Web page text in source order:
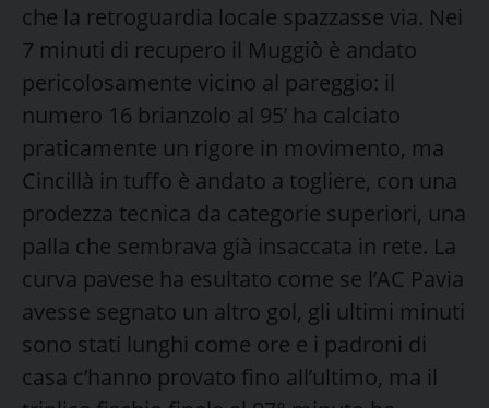
che la retroguardia locale spazzasse via. Nei
7 minuti di recupero il Muggiò è andato
pericolosamente vicino al pareggio: il
numero 16 brianzolo al 95’ ha calciato
praticamente un rigore in movimento, ma
Cincillà in tuffo è andato a togliere, con una
prodezza tecnica da categorie superiori, una
palla che sembrava già insaccata in rete. La
curva pavese ha esultato come se l’AC Pavia
avesse segnato un altro gol, gli ultimi minuti
sono stati lunghi come ore e i padroni di
casa c’hanno provato fino all’ultimo, ma il